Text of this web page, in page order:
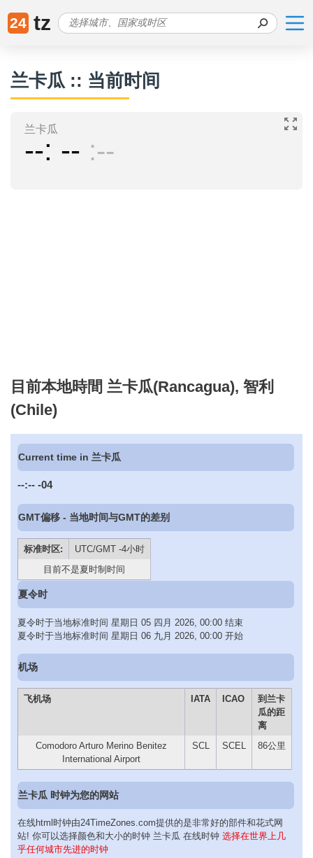
24 tz
兰卡瓜 :: 当前时间
兰卡瓜
-- -- --
目前本地時間 兰卡瓜(Rancagua), 智利
(Chile)
Current time in 兰卡瓜
--:-- -04
GMT偏移 - 当地时间与GMT的差别
标准时区:
UTC/GMT -4小时
目前不是夏时制时间
夏令时
夏令时于当地标准时间 星期日 05 四月 2026, 00:00 结束
夏令时于当地标准时间 星期日 06 九月 2026, 00:00 开始
机场
飞机场 IATA ICAO
到兰卡
瓜的距
离
Comodoro Arturo Merino Benitez
International Airport
SCL SCEL 86公里
兰卡瓜 时钟为您的网站
在线html时钟由24TimeZones.com提供的是非常好的部件和花式网
站! 你可以选择颜色和大小的时钟 兰卡瓜 在线时钟 选择在世界上几
乎任何城市先进的时钟